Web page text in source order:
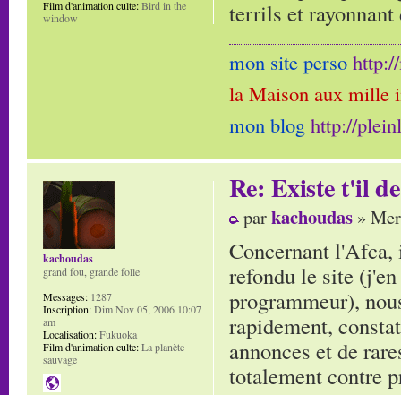
terrils et rayonnant
mon site perso
la Maison aux mille
mon blog http://
Film d'animation culte:Bird in the
window
Re: Existe t'il
parkachoudas »
Concernant l'Afca,
refondu le site
programmeur),
rapidement,
annonces et de
totalement contre
kachoudas
grand fou, grande folle
Messages: 1287
Inscription:Dim Nov 05, 2006 10:07
am
Localisation:Fukuoka
Film d'animation culte:La planète
sauvage